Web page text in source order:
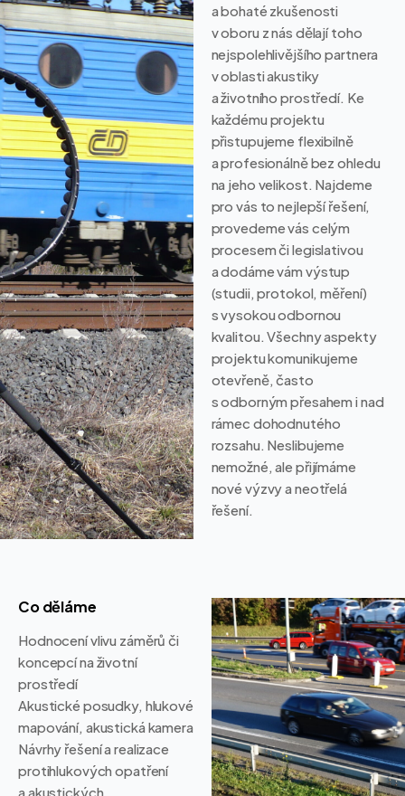
a bohaté zkušenosti
v oboru z nás dělají toho
nejspolehlivějšího partnera
v oblasti akustiky
a životního prostředí. Ke
každému projektu
přistupujeme flexibilně
a profesionálně bez ohledu
na jeho velikost. Najdeme
pro vás to nejlepší řešení,
provedeme vás celým
procesem či legislativou
a dodáme vám výstup
(studii, protokol, měření)
s vysokou odbornou
kvalitou. Všechny aspekty
projektu komunikujeme
otevřeně, často
s odborným přesahem i nad
rámec dohodnutého
rozsahu. Neslibujeme
nemožné, ale přijímáme
nové výzvy a neotřelá
řešení.
Co děláme
Hodnocení vlivu záměrů či
koncepcí na životní
prostředí
Akustické posudky, hlukové
mapování, akustická kamera
Návrhy řešení a realizace
protihlukových opatření
a akustických